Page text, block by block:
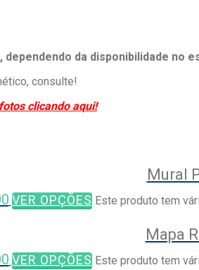
da disponibilidade no
consulte!
clicando aqui!
Mural
VER OPÇÕES Este produto tem
Mapa
VER OPÇÕES Este produto tem